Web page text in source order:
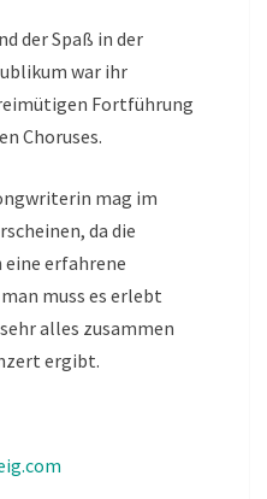
der Spaß in der
war ihr
Fortführung
Choruses.
mag im
da die
erfahrene
muss es erlebt
alles zusammen
ergibt.